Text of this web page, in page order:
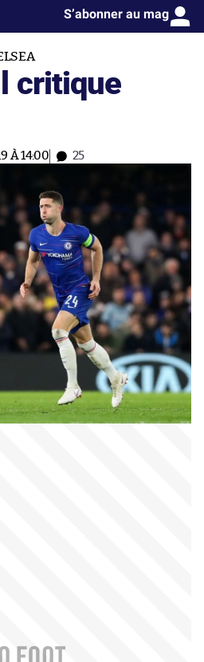
S’abonner au mag
critique
À 14:00 25